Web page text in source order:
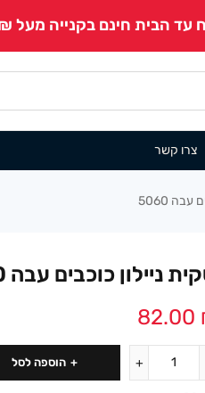
הבית חינם בקנייה מעל 500₪!
צרו קשר
5060
ניילון כוכבים עבה 5060
82.00
הוספה לסל